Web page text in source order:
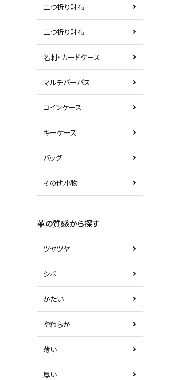
実店舗へのアクセス
二つ折り財布
三つ折り財布
名刺・カードケース
マルチパーパス
コインケース
キーケース
バッグ
その他小物
革の質感から探す
ツヤツヤ
シボ
かたい
やわらか
薄い
厚い